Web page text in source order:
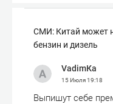
СМИ: Китай может
бензин и дизель
VadimКа
15 Июля19:18
Выпишут себе